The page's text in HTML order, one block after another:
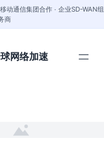
通信集团合作 · 企业SD-WAN组
商
网络加速